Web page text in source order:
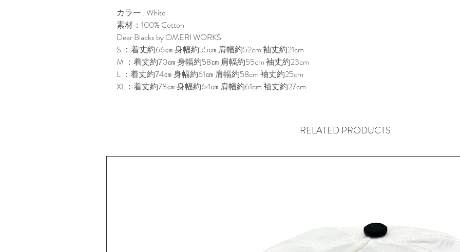
カラー : White
素材：100% Cotton
Dear Blacks by OMERI WORKS
S ：着丈約66㎝ 身幅約55㎝ 肩幅約52cm 袖丈約21cm
M ：着丈約70㎝ 身幅約58㎝ 肩幅約55cm 袖丈約23cm
L ：着丈約74㎝ 身幅約61㎝ 肩幅約58cm 袖丈約25cm
XL：着丈約78㎝ 身幅約64㎝ 肩幅約61cm 袖丈約27cm
RELATED PRODUCTS